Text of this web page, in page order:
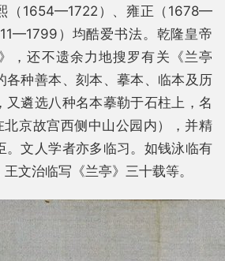
1654—1722）、雍正（1678—
）均酷爱书法。乾隆皇帝
，还不遗余力地搜罗有关《兰亭
各种善本、刻本、摹本、临本及历
又遴选八种名本摹勒于石柱上，名
北京故宫西侧中山公园内），并精
。文人学者亦多临习。如钱泳临有
王文治临写《兰亭》三十载等。